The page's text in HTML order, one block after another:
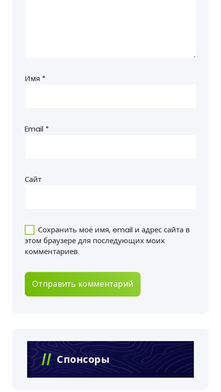
Имя *
Email *
Сайт
Сохранить моё имя, email и адрес сайта в
этом браузере для последующих моих
комментариев.
Спонсоры